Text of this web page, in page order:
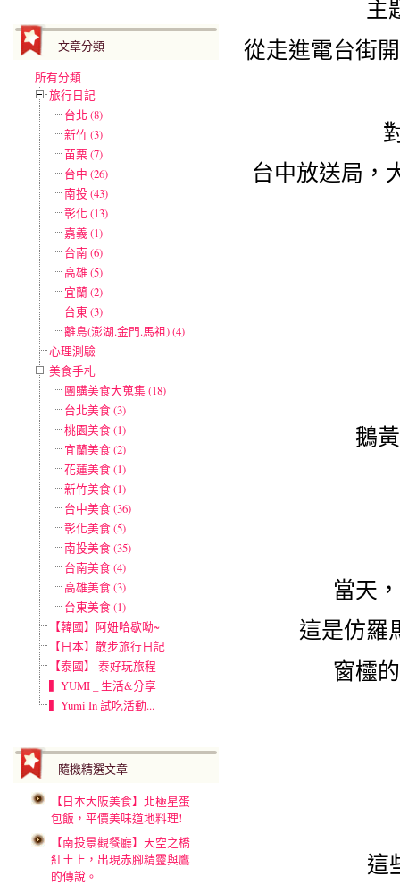
文章分類
所有分類
旅行日記
台北 (8)
新竹 (3)
苗栗 (7)
台中 (26)
南投 (43)
彰化 (13)
嘉義 (1)
台南 (6)
高雄 (5)
宜蘭 (2)
台東 (3)
離島(澎湖.金門.馬祖) (4)
心理測驗
美食手札
團購美食大蒐集 (18)
台北美食 (3)
桃園美食 (1)
宜蘭美食 (2)
花蓮美食 (1)
新竹美食 (1)
台中美食 (36)
彰化美食 (5)
南投美食 (35)
台南美食 (4)
高雄美食 (3)
台東美食 (1)
【韓國】阿妞哈歇呦~
【日本】散步旅行日記
【泰國】 泰好玩旅程
▍YUMI _ 生活&分享
▍Yumi In 試吃活動...
隨機精選文章
【日本大阪美食】北極星蛋
包飯，平價美味道地料理!
【南投景觀餐廳】天空之橋
紅土上，出現赤腳精靈與鷹
的傳說。
主
從走進電台街
台中放送局，
鵝
當天
這是仿羅
窗欞
這